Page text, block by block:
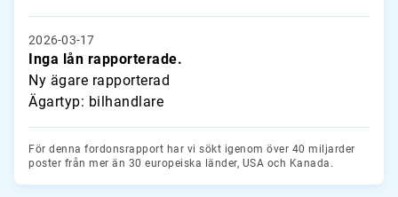
2026-03-17
Inga lån rapporterade.
Ny ägare rapporterad
Ägartyp: bilhandlare
För denna fordonsrapport har vi sökt igenom över 40 miljarder
poster från mer än 30 europeiska länder, USA och Kanada.